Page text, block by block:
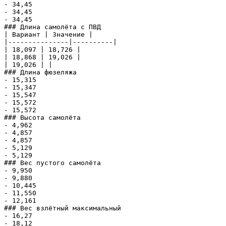
- 34,45
- 34,45
- 34,45
### Длина самолёта с ПВД
| Вариант | Значение |
|---------------|----------|
| 18,097 | 18,726 |
| 18,868 | 19,026 |
| 19,026 | |
### Длина фюзеляжа
- 15,315
- 15,347
- 15,547
- 15,572
- 15,572
### Высота самолёта
- 4,962
- 4,857
- 4,857
- 5,129
- 5,129
### Вес пустого самолёта
- 9,950
- 9,880
- 10,445
- 11,550
- 12,161
### Вес взлётный максимальный
- 16,27
- 18,12